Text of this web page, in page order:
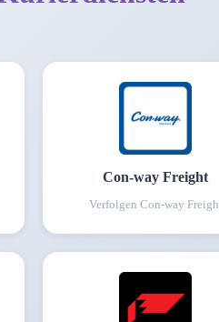
Con-way Freight
Verfolgen Con-way